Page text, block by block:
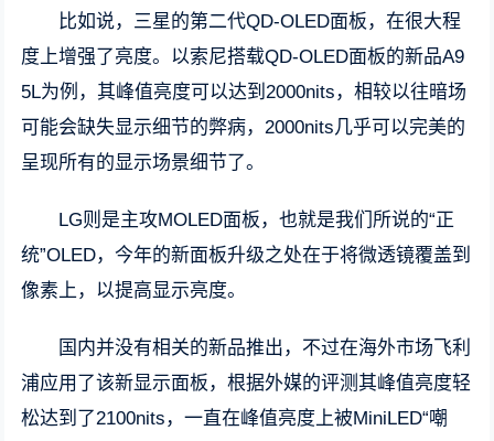
比如说，三星的第二代QD-OLED面板，在很大程
度上增强了亮度。以索尼搭载QD-OLED面板的新品A9
5L为例，其峰值亮度可以达到2000nits，相较以往暗场
可能会缺失显示细节的弊病，2000nits几乎可以完美的
呈现所有的显示场景细节了。
LG则是主攻MOLED面板，也就是我们所说的“正
统”OLED，今年的新面板升级之处在于将微透镜覆盖到
像素上，以提高显示亮度。
国内并没有相关的新品推出，不过在海外市场飞利
浦应用了该新显示面板，根据外媒的评测其峰值亮度轻
松达到了2100nits，一直在峰值亮度上被MiniLED“嘲